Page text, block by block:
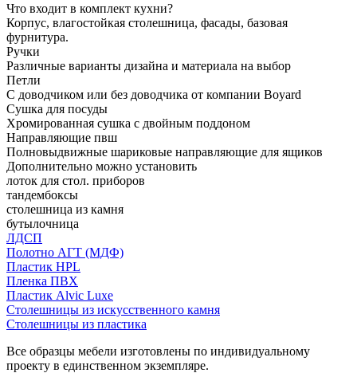
Что входит в комплект кухни?
Корпус, влагостойкая столешница, фасады, базовая
фурнитура.
Ручки
Различные варианты дизайна и материала на выбор
Петли
С доводчиком или без доводчика от компании Boyard
Сушка для посуды
Хромированная сушка с двойным поддоном
Направляющие пвш
Полновыдвижные шариковые направляющие для ящиков
Дополнительно можно установить
лоток для стол. приборов
тандембоксы
столешница из камня
бутылочница
ЛДСП
Полотно АГТ (МДФ)
Пластик HPL
Пленка ПВХ
Пластик Alvic Luxe
Столешницы из искусственного камня
Столешницы из пластика
Все образцы мебели изготовлены по индивидуальному
проекту в единственном экземпляре.